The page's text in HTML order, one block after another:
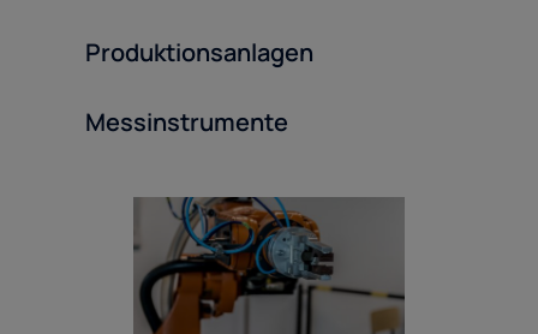
Produktionsanlagen
Messinstrumente